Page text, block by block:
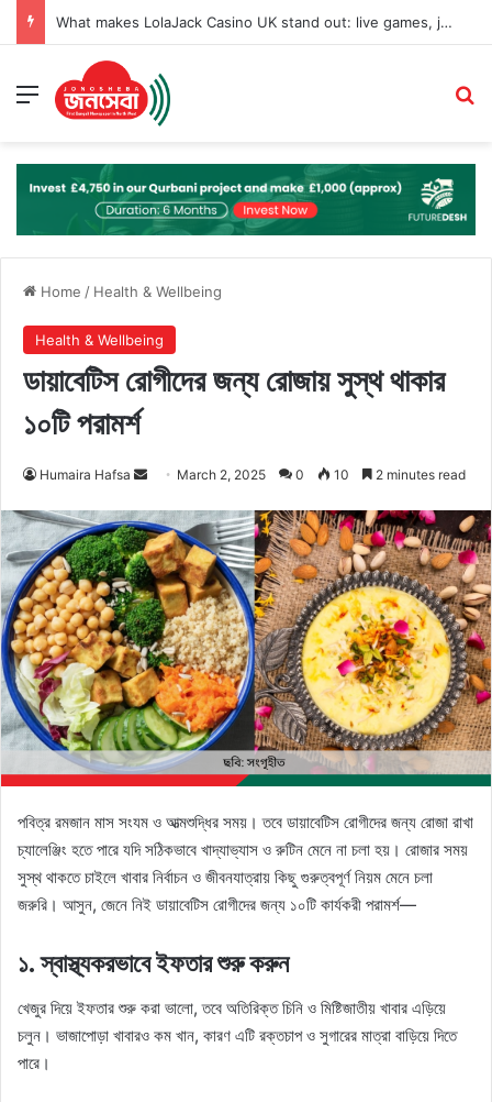
What makes LolaJack Casino UK stand out: live games, jackpots, and VIP loyalty rewards
Menu
Home / Health & Wellbeing
Health & Wellbeing
ডায়াবেটিস রোগীদের জন্য রোজায় সুস্থ থাকার
১০টি পরামর্শ
Humaira Hafsa
Send
email
March 2, 2025 0 10 2 minutes read
পবিত্র রমজান মাস সংযম ও আত্মশুদ্ধির সময়। তবে ডায়াবেটিস রোগীদের জন্য রোজা রাখা
চ্যালেঞ্জিং হতে পারে যদি সঠিকভাবে খাদ্যাভ্যাস ও রুটিন মেনে না চলা হয়। রোজার সময়
সুস্থ থাকতে চাইলে খাবার নির্বাচন ও জীবনযাত্রায় কিছু গুরুত্বপূর্ণ নিয়ম মেনে চলা
জরুরি। আসুন, জেনে নিই ডায়াবেটিস রোগীদের জন্য ১০টি কার্যকরী পরামর্শ—
১. স্বাস্থ্যকরভাবে ইফতার শুরু করুন
খেজুর দিয়ে ইফতার শুরু করা ভালো, তবে অতিরিক্ত চিনি ও মিষ্টিজাতীয় খাবার এড়িয়ে
চলুন। ভাজাপোড়া খাবারও কম খান, কারণ এটি রক্তচাপ ও সুগারের মাত্রা বাড়িয়ে দিতে
পারে।